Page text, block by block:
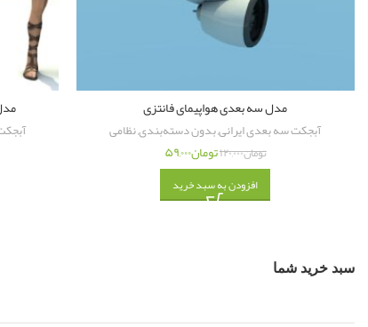
مدل سه بعدی هواپیمای فانتزی
آبجکت سه بعدی ایرانی,بدون دسته‌بندی,نظامی
تومان۱۲۰,۰۰۰تومان۵۹,۰۰۰
افزودن به سبد خرید
سبد خرید شما